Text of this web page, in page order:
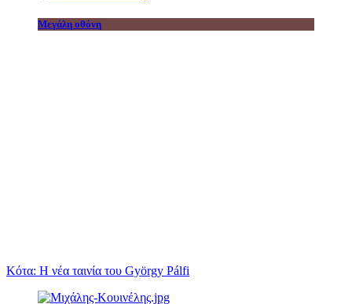
Μεγάλη οθόνη
Κότα: Η νέα ταινία του György Pálfi